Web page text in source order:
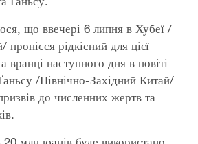
що ввечері 6 липня в Хубеї /
рідкісний для цієї
вранці наступного дня в повіті
/Північно-Західний Китай/
до численних жертв та